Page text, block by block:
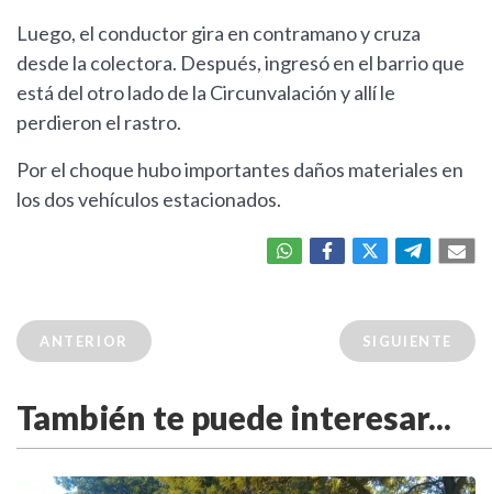
Luego, el conductor gira en contramano y cruza
desde la colectora. Después, ingresó en el barrio que
está del otro lado de la Circunvalación y allí le
perdieron el rastro.
Por el choque hubo importantes daños materiales en
los dos vehículos estacionados.
ANTERIOR SIGUIENTE
También te puede interesar...